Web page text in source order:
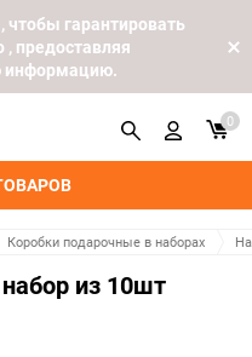
чтобы гарантировать
предоставляя
информацию.
0
Коробки подарочные в наборах
из 10шт